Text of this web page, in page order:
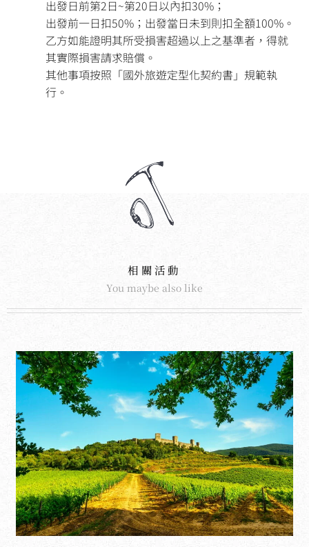
出發日前第2日~第20日以內扣30%；
出發前一日扣50%；出發當日未到則扣全額100%。
乙方如能證明其所受損害超過以上之基準者，得就
其實際損害請求賠償。
其他事項按照「國外旅遊定型化契約書」規範執
行。
相關活動
You maybe also like